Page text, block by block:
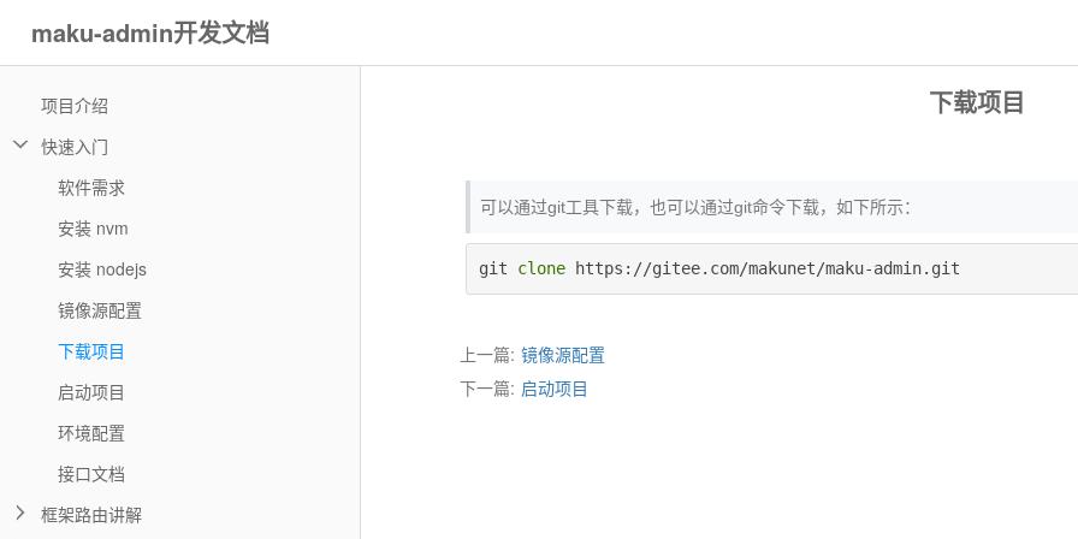
maku-admin开发文档
下载项目
可以通过git工具下载，也可以通过git命令下载，如下所示：
git clone
上一篇: 镜像源配置
下一篇: 启动项目
项目介绍
快速入门
软件需求
安装 nvm
安装 nodejs
镜像源配置
下载项目
启动项目
环境配置
接口文档
框架路由讲解